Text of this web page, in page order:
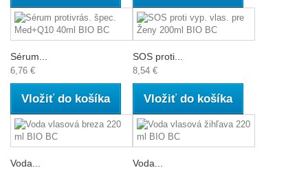
Sérum...
6,76 €
Vložiť do košíka
SOS proti...
8,54 €
Vložiť do košíka
Voda... Voda...